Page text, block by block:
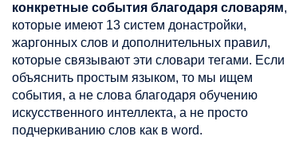
конкретные события благодаря словарям,
которые имеют 13 систем донастройки,
жаргонных слов и дополнительных правил,
которые связывают эти словари тегами. Если
объяснить простым языком, то мы ищем
события, а не слова благодаря обучению
искусственного интеллекта, а не просто
подчеркиванию слов как в word.